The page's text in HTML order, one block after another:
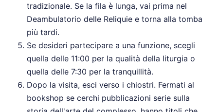
tradizionale. Se la fila è lunga, vai prima nel
Deambulatorio delle Reliquie e torna alla tomba
più tardi.
Se desideri partecipare a una funzione, scegli
quella delle 11:00 per la qualità della liturgia o
quella delle 7:30 per la tranquillità.
Dopo la visita, esci verso i chiostri. Fermati al
bookshop se cerchi pubblicazioni serie sulla